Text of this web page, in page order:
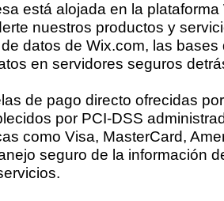
está alojada en la
nuestros productos y
datos de Wix.com, las
en servidores seguros
de pago directo ofrecidas
por PCI-DSS
como Visa, MasterCard,
seguro de la información